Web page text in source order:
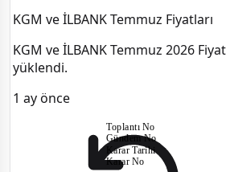
KGM ve İLBANK Temmuz Fiyatları
KGM ve İLBANK Temmuz 2026
yüklendi.
1 ay önce
ToplantıNo
Gündem No
Karar Tarihi
Karar No